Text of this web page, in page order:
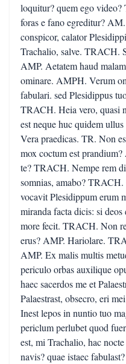
loquitur? quem ego video?
foras e fano egreditur?
conspicor, calator
Trachalio, salve. TRACH.
AMP. Aetatem haud
ominare. AMPH. Verum
fabulari. sed Plesidippus
TRACH. Heia vero, quasi
est neque huc quidem
Vera praedicas. TR. Non
mox coctum est
te? TRACH. Nempe rem
somnias, amabo?
vocavit Plesidippum erum
miranda facta dicis: si
more fecit. TRACH. Non
erus? AMP. Hariolare.
AMP. Ex malis multis
periculo orbas auxilique
haec sacerdos me et
Palaestrast, obsecro, eri
Inest lepos in nuntio tuo
periclum perlubet quod
est, mi Trachalio, hac
navis? quae istaec